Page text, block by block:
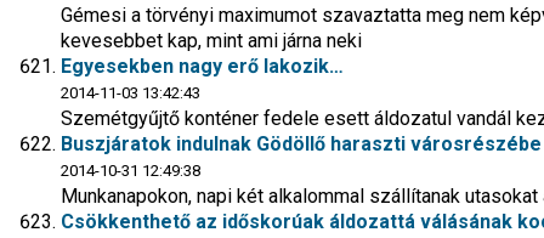
Gémesi a törvényi maximumot szavaztatta meg nem
kevesebbet kap, mint ami járna neki
Egyesekben nagy erő lakozik…
2014-11-03 13:42:43
Szemétgyűjtő konténer fedele esett áldozatul vandál
Buszjáratok indulnak Gödöllő haraszti városrészébe
2014-10-31 12:49:38
Munkanapokon, napi két alkalommal szállítanak
Csökkenthető az időskorúak áldozattá válásának